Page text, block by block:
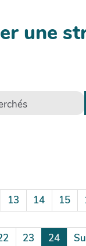
une
13 14 15
23 24